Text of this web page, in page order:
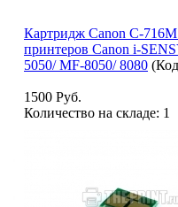
Картридж Canon C-
принтеров Canon i-
5050/ MF-8050/ 8080
1500 Руб.
Количество на складе: 1